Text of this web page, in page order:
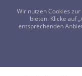
Wir nutzen Cookies
bieten. Klicke auf
entsprechenden